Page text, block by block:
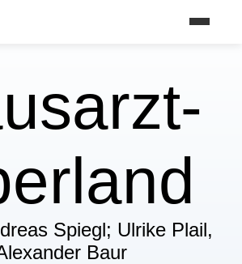
Spiegl; Ulrike Plail,
Baur